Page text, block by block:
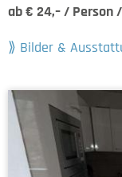
ab € 24,– / Person
Bilder &